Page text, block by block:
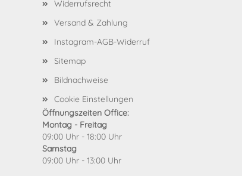
Widerrufsrecht
Versand & Zahlung
Instagram-AGB-Widerruf
Sitemap
Bildnachweise
Cookie Einstellungen
Öffnungszeiten Office:
Montag - Freitag
09:00 Uhr - 18:00 Uhr
Samstag
09:00 Uhr - 13:00 Uhr